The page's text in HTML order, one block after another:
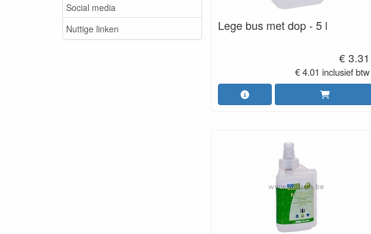
Social media
Nuttige linken
Lege bus met dop - 5 l
€ 3.31
€ 4.01 inclusief btw